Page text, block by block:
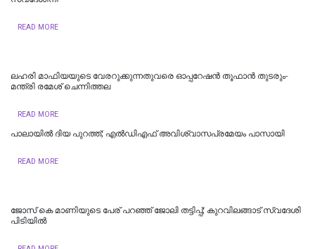
READ MORE
ലഹരി മാഫിയയുടെ വേരറുക്കുന്നതുവരെ ഓപ്പറേഷൻ തൂഫാൻ തുടരും-
മന്ത്രി രമേശ് ചെന്നിത്തല
READ MORE
പാലായിൽ ദിയ പുറത്ത്; എല്‍ഡിഎഫ് അവിശ്വാസപ്രമേയം പാസായി
READ MORE
ജോസ് കെ മാണിയുടെ പേര് പറഞ്ഞ് ജോലി തട്ടിപ്പ്; കുറവിലങ്ങാട് സ്വദേശി
പിടിയിൽ